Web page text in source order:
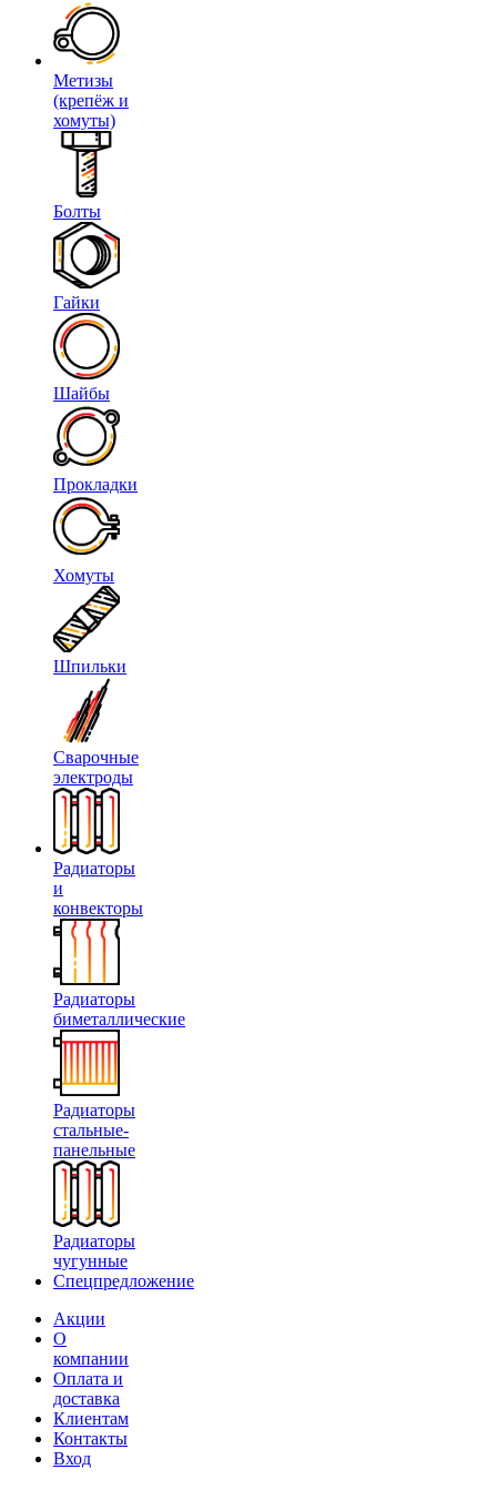
Метизы
(крепёж и
хомуты)
Болты
Гайки
Шайбы
Прокладки
Хомуты
Шпильки
Сварочные
электроды
Радиаторы
и
конвекторы
Радиаторы
биметаллические
Радиаторы
стальные-
панельные
Радиаторы
чугунные
Спецпредложение
Акции
О
компании
Оплата и
доставка
Клиентам
Контакты
Вход